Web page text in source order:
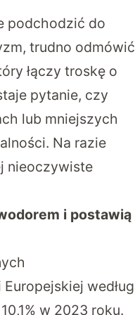
podchodzić do
trudno odmówić
łączy troskę o
pytanie, czy
lub mniejszych
Na razie
nieoczywiste
i postawią
według
w 2023 roku.